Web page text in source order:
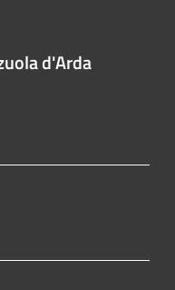
d'Arda